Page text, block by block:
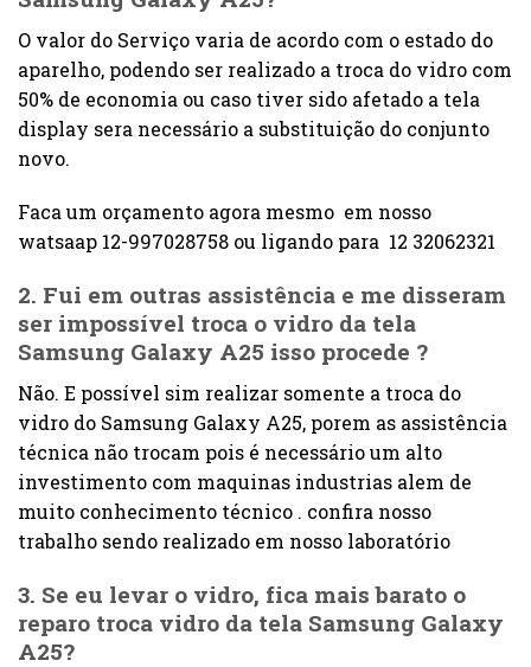
O valor do Serviço varia de acordo com o estado do
aparelho, podendo ser realizado a troca do vidro com
50% de economia ou caso tiver sido afetado a tela
display sera necessário a substituição do conjunto
novo.
Faca um orçamento agora mesmo em nosso
watsaap 12-997028758 ou ligando para 12 32062321
2. Fui em outras assistência e me disseram
ser impossível troca o vidro da tela
Samsung Galaxy A25 isso procede ?
Não. E possível sim realizar somente a troca do
vidro do Samsung Galaxy A25, porem as assistência
técnica não trocam pois é necessário um alto
investimento com maquinas industrias alem de
muito conhecimento técnico . confira nosso
trabalho sendo realizado em nosso laboratório
3. Se eu levar o vidro, fica mais barato o
reparo troca vidro da tela Samsung Galaxy
A25?